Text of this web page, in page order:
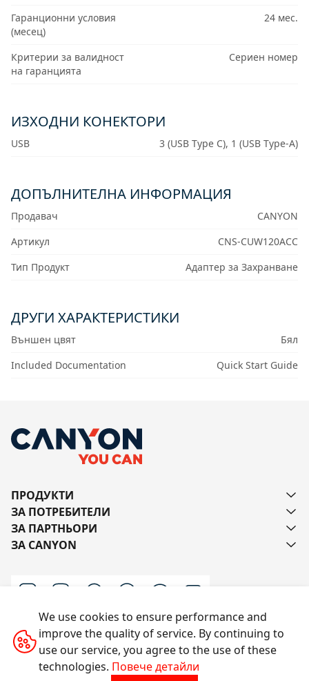
Гаранционни условия
(месец)
24 мес.
Критерии за валидност
на гаранцията
Сериен номер
ИЗХОДНИ КОНЕКТОРИ
USB 3 (USB Type C), 1 (USB Type-A)
ДОПЪЛНИТЕЛНА ИНФОРМАЦИЯ
Продавач
CANYON
Артикул
CNS-CUW120ACC
Тип Продукт
Адаптер за Захранване
ДРУГИ ХАРАКТЕРИСТИКИ
Външен цвят
Бял
Included Documentation
Quick Start Guide
ПРОДУКТИ
ЗА ПОТРЕБИТЕЛИ
ЗА ПАРТНЬОРИ
ЗА CANYON
Пишете ни
We use cookies to ensure performance and
improve the quality of service. By continuing to
use our service, you agree to the use of these
technologies. Повече детайли